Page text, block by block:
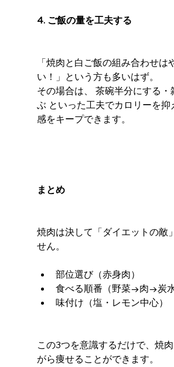
4. ご飯の量を工夫する
「焼肉と白ご飯の組み合わせは
い！」という方も多いはず。
その場合は、 茶碗半分にする・
ぶ といった工夫でカロリーを抑
感をキープできます。
まとめ
焼肉は決して「ダイエットの敵
せん。
部位選び（赤身肉）
食べる順番（野菜→肉→炭水
味付け（塩・レモン中心）
この3つを意識するだけで、焼
がら痩せることができます。